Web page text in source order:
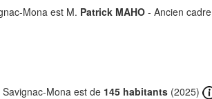
Mona est M. Patrick MAHO - Ancien cadre
Mona est de 145 habitants (2025)